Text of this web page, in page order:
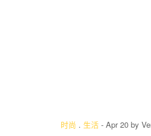
时尚 . 生活 - Apr 20 by